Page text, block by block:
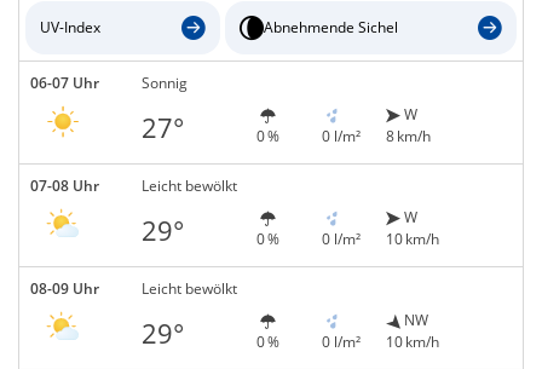
UV-Index Abnehmende Sichel
06-07 Uhr Sonnig
27° 0 % 0 l/m²
W
8 km/h
07-08 Uhr Leicht bewölkt
29° 0 % 0 l/m²
W
10 km/h
08-09 Uhr Leicht bewölkt
29° 0 % 0 l/m²
NW
10 km/h